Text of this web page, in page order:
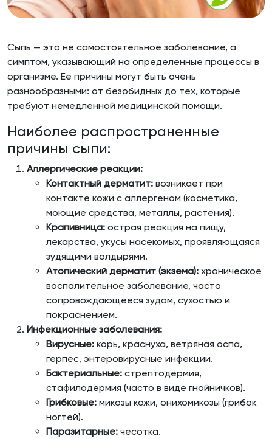
Сыпь — это не самостоятельное заболевание, а
симптом, указывающий на определенные процессы в
организме. Ее причины могут быть очень
разнообразными: от безобидных до тех, которые
требуют немедленной медицинской помощи.
Наиболее распространенные
причины сыпи:
Аллергические реакции:
Контактный дерматит: возникает при
контакте кожи с аллергеном (косметика,
моющие средства, металлы, растения).
Крапивница: острая реакция на пищу,
лекарства, укусы насекомых, проявляющаяся
зудящими волдырями.
Атопический дерматит (экзема): хроническое
воспалительное заболевание, часто
сопровождающееся зудом, сухостью и
покраснением.
Инфекционные заболевания:
Вирусные: корь, краснуха, ветряная оспа,
герпес, энтеровирусные инфекции.
Бактериальные: стрептодермия,
стафилодермия (часто в виде гнойничков).
Грибковые: микозы кожи, онихомикозы (грибок
ногтей).
Паразитарные: чесотка.